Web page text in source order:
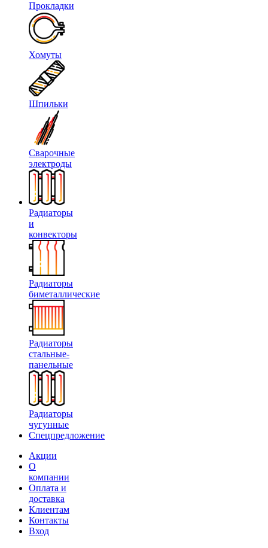
Прокладки
Хомуты
Шпильки
Сварочные
электроды
Радиаторы
и
конвекторы
Радиаторы
биметаллические
Радиаторы
стальные-
панельные
Радиаторы
чугунные
Спецпредложение
Акции
О
компании
Оплата и
доставка
Клиентам
Контакты
Вход